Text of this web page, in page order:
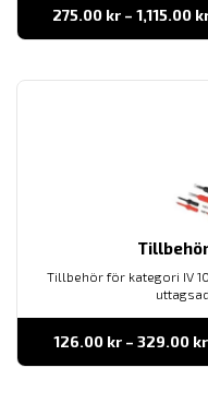
275.00 kr – 1,115.00
Tillbehör
Tillbehör för kategori IV
126.00 kr – 329.00 kr